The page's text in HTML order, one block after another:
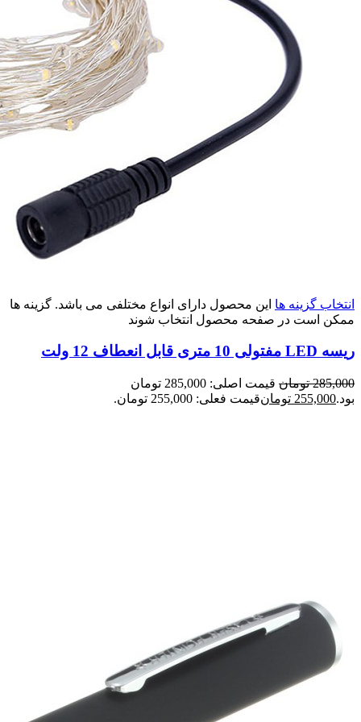
انتخاب گزینه ها این محصول دارای انواع مختلفی می باشد. گزینه ها
ممکن است در صفحه محصول انتخاب شوند
ریسه LED مفتولی 10 متری قابل انعطاف 12 ولت
285,000 تومان
قیمت اصلی: 285,000 تومان
بود.255,000 تومانقیمت فعلی: 255,000 تومان.